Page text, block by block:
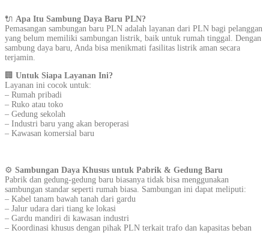
🔌 Apa Itu Sambung Daya Baru PLN?
Pemasangan sambungan baru PLN adalah layanan dari PLN bagi pelanggan
yang belum memiliki sambungan listrik, baik untuk rumah tinggal. Dengan
sambung daya baru, Anda bisa menikmati fasilitas listrik aman secara
terjamin.
🏢 Untuk Siapa Layanan Ini?
Layanan ini cocok untuk:
– Rumah pribadi
– Ruko atau toko
– Gedung sekolah
– Industri baru yang akan beroperasi
– Kawasan komersial baru
⚙️ Sambungan Daya Khusus untuk Pabrik & Gedung Baru
Pabrik dan gedung-gedung baru biasanya tidak bisa menggunakan
sambungan standar seperti rumah biasa. Sambungan ini dapat meliputi:
– Kabel tanam bawah tanah dari gardu
– Jalur udara dari tiang ke lokasi
– Gardu mandiri di kawasan industri
– Koordinasi khusus dengan pihak PLN terkait trafo dan kapasitas beban